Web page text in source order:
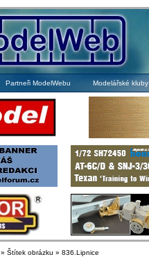
Partneři ModelWebu Modelářské kluby
» Štítek obrázku » 836.Lipnice